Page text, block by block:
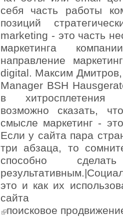
себя часть работы
позиций
marketing - это часть
маркетинга
направление
digital. Максим
Manager BSH
в хитросплетения
возможно сказать,
смысле маркетинг -
Если у сайта пара
три абзаца, то
способно
это и как их
сайта
поисковое